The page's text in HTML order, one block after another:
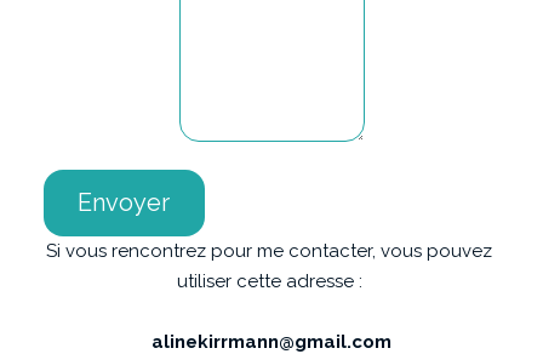
Envoyer
Si vous rencontrez pour me contacter, vous pouvez
utiliser cette adresse :
alinekirrmann@gmail.com